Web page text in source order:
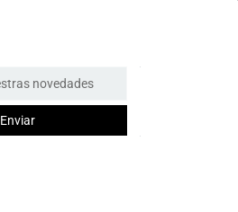
Entérate de nuestras novedades
Enviar